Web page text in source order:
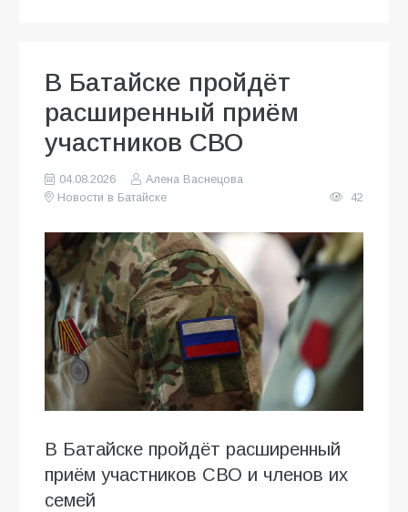
В Батайске пройдёт
расширенный приём
участников СВО
04.08.2026
Алена Васнецова
Новости в Батайске
42
В Батайске пройдёт расширенный
приём участников СВО и членов их
семей